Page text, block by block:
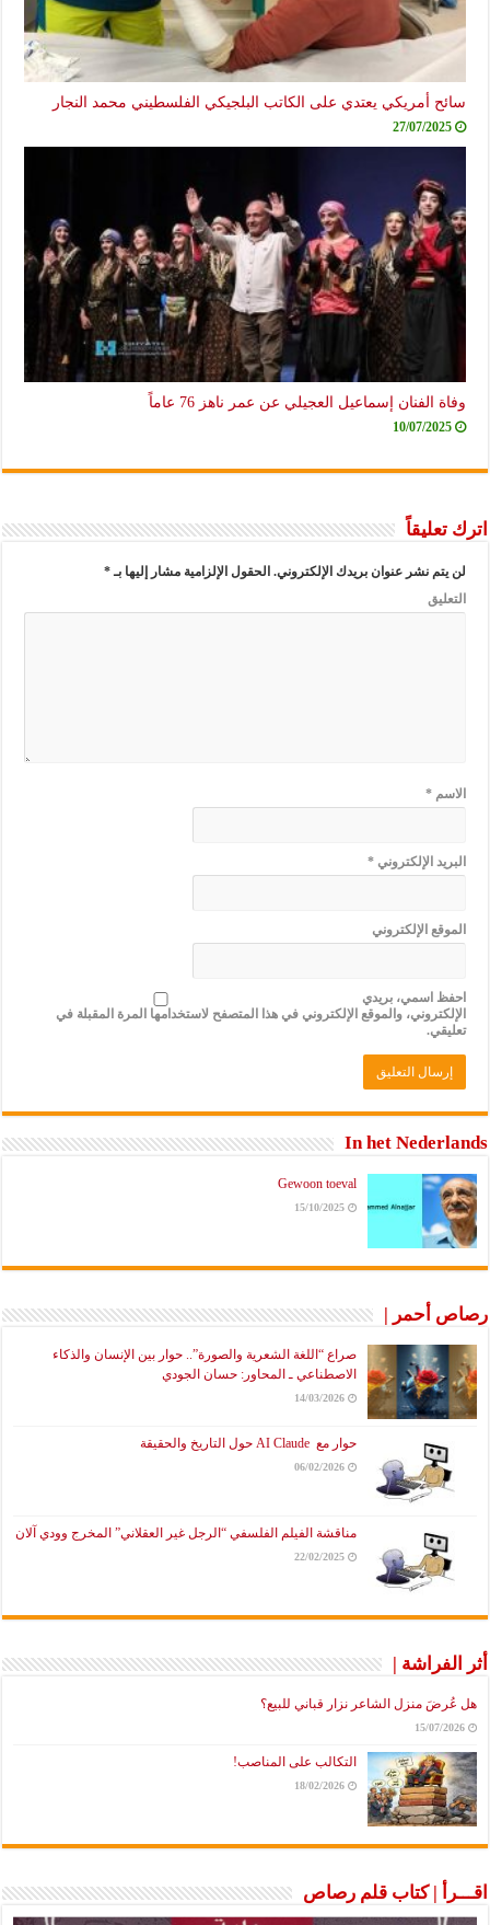
سائح أمريكي يعتدي على الكاتب البلجيكي الفلسطيني محمد النجار
27/07/2025
وفاة الفنان إسماعيل العجيلي عن عمر ناهز 76 عاماً
10/07/2025
اترك تعليقاً
لن يتم نشر عنوان بريدك الإلكتروني. الحقول الإلزامية مشار إليها بـ*
التعليق
الاسم*
البريد الإلكتروني*
الموقع الإلكتروني
احفظ اسمي، بريدي
الإلكتروني، والموقع الإلكتروني في هذا المتصفح لاستخدامها المرة المقبلة في
تعليقي.
In het Nederlands
Gewoon toeval
15/10/2025
رصاص أحمر |
صراع “اللغة الشعرية والصورة”.. حوار بين الإنسان والذكاء
الاصطناعي ـ المحاور: حسان الجودي
14/03/2026
حوار مع AI Claude حول التاريخ والحقيقة
06/02/2026
مناقشة الفيلم الفلسفي “الرجل غير العقلاني” المخرج وودي آلان
22/02/2025
أثر الفراشة |
هل عُرضَ منزل الشاعر نزار قباني للبيع؟
15/07/2026
التكالب على المناصب!
18/02/2026
اقـــرأ | كتاب قلم رصاص